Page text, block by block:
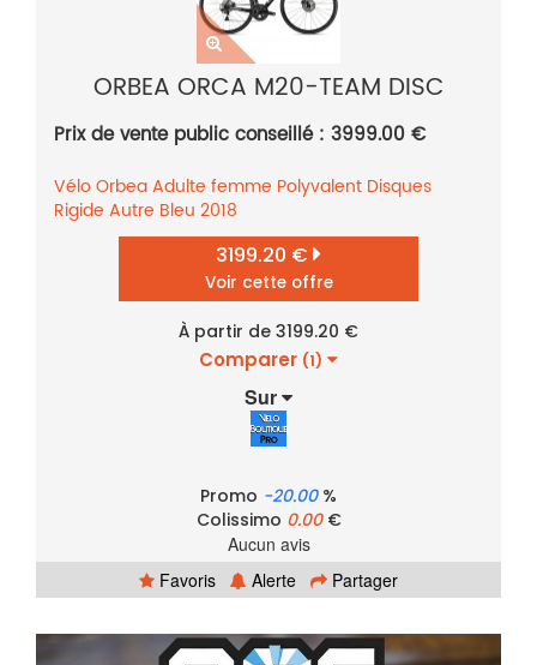
ORBEA ORCA M20-TEAM DISC
Prix de vente public conseillé : 3999.00 €
VéloOrbeaAdulte femme Polyvalent Disques
Rigide Autre Bleu 2018
3199.20 €
Voir cette offre
À partir de 3199.20 €
Comparer (1)
Sur
Promo -20.00%
Colissimo 0.00€
Aucun avis
Favoris
Alerte Partager